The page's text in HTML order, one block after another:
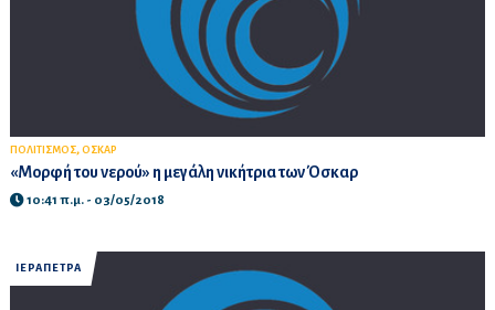
ΠΟΛΙΤΙΣΜΟΣ, ΟΣΚΑΡ
«Μορφή του νερού» η μεγάλη νικήτρια των Όσκαρ
10:41 π.μ. - 03/05/2018
ΙΕΡΑΠΕΤΡΑ